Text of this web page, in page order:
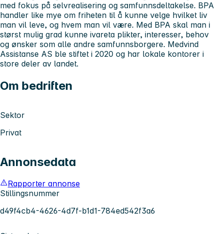
med fokus på selvrealisering og samfunnsdeltakelse. BPA
handler like mye om friheten til å kunne velge hvilket liv
man vil leve, og hvem man vil være. Med BPA skal man i
størst mulig grad kunne ivareta plikter, interesser, behov
og ønsker som alle andre samfunnsborgere. Medvind
Assistanse AS ble stiftet i 2020 og har lokale kontorer i
store deler av landet.
Om bedriften
Sektor
Privat
Annonsedata
Rapporter annonse
Stillingsnummer
d49f4cb4-4626-4d7f-b1d1-784ed542f3a6